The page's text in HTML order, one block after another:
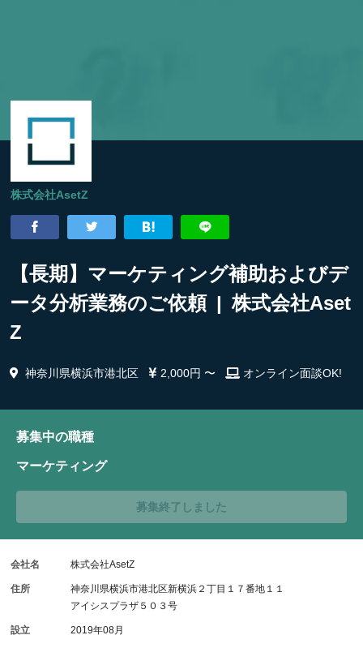
株式会社AsetZ
【長期】マーケティング補助およびデ
ータ分析業務のご依頼 | 株式会社Aset
Z
神奈川県横浜市港北区 2,000円 〜 オンライン面談OK!
募集中の職種
マーケティング
募集終了しました
会社名 株式会社AsetZ
住所
神奈川県横浜市港北区新横浜２丁目１７番地１１
アイシスプラザ５０３号
設立 2019年08月